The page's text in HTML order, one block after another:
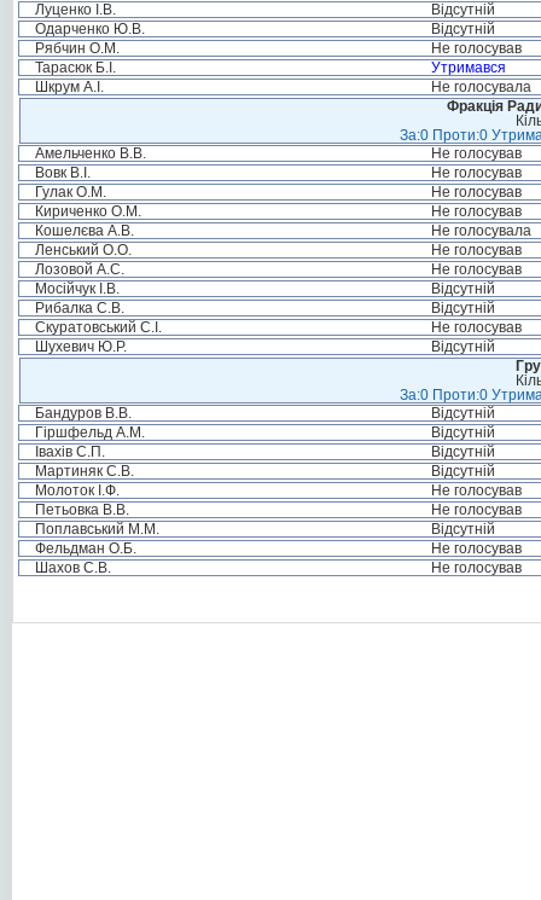
Луценко І.В.
Відсутній
Одарченко Ю.В.
Відсутній
Рябчин О.М.
Не голосував
Тарасюк Б.І.
Утримався
Шкрум А.І.
Не голосувала
Фракція
За:0 Проти:0
Амельченко В.В.
Не голосував
Вовк В.І.
Не голосував
Гулак О.М.
Не голосував
Кириченко О.М.
Не голосував
Кошелєва А.В.
Не голосувала
Ленський О.О.
Не голосував
Лозовой А.С.
Не голосував
Мосійчук І.В.
Відсутній
Рибалка С.В.
Відсутній
Скуратовський С.І.
Не голосував
Шухевич Ю.Р.
Відсутній
За:0 Проти:0
Бандуров В.В.
Відсутній
Гіршфельд А.М.
Відсутній
Івахів С.П.
Відсутній
Мартиняк С.В.
Відсутній
Молоток І.Ф.
Не голосував
Петьовка В.В.
Не голосував
Поплавський М.М.
Відсутній
Фельдман О.Б.
Не голосував
Шахов С.В.
Не голосував